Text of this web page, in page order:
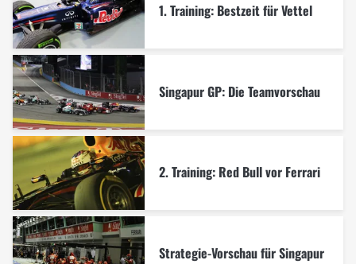
1. Training: Bestzeit für Vettel
Singapur GP: Die Teamvorschau
2. Training: Red Bull vor Ferrari
Strategie-Vorschau für Singapur